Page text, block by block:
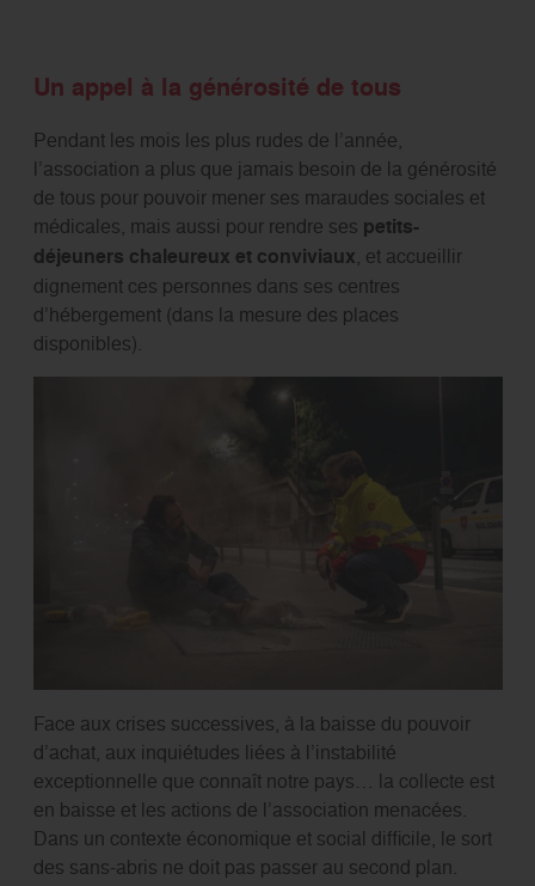
Un appel à la générosité de tous
Pendant les mois les plus rudes de l’année,
l’association a plus que jamais besoin de la générosité
de tous pour pouvoir mener ses maraudes sociales et
médicales, mais aussi pour rendre ses petits-
déjeuners chaleureux et conviviaux, et accueillir
dignement ces personnes dans ses centres
d’hébergement (dans la mesure des places
disponibles).
Face aux crises successives, à la baisse du pouvoir
d’achat, aux inquiétudes liées à l’instabilité
exceptionnelle que connaît notre pays… la collecte est
en baisse et les actions de l’association menacées.
Dans un contexte économique et social difficile, le sort
des sans-abris ne doit pas passer au second plan.